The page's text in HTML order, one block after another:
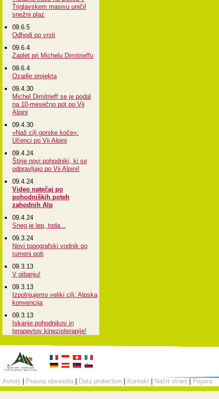
Triglavskem masivu uničil
snežni plaz
09.6.5
Odhodi po vrsti
09.6.4
Zaplet pri Michelu Dimitrieffu
09.6.4
Ozadje projekta
09.4.30
Michel Dimitrieff se je podal
na 10-mesečno pot po Vii
Alpini
09.4.30
«Naš cilj gorske koče»:
Učenci po Vii Alpini
09.4.24
Štirje novi pohodniki, ki se
odpravljajo po Vii Alpini!
09.4.24
Video natečaj po
pohodniških poteh
zahodnih Alp
09.4.24
Sneg je lep, toda...
09.3.24
Novi topografski vodnik po
rumeni poti
09.3.13
V gibanju!
09.3.13
Izpolnjujemo veliki cilj: Alpska
konvencija
09.3.13
Iskanje pohodnikov in
terapevtov kinezioterapije!
Avtorji Pravna obvestila Data protection Kontakt Načrt strani Prijava